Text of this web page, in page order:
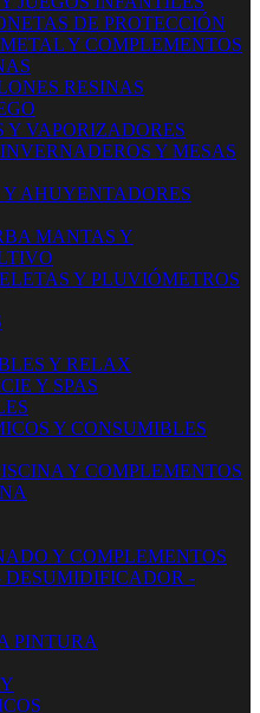
DE PROTECCIÓN
Y COMPLEMENTOS
RESINAS
Y VAPORIZADORES
Y MESAS
AHUYENTADORES
MANTAS Y
Y PLUVIÓMETROS
Y RELAX
Y SPAS
Y CONSUMIBLES
Y COMPLEMENTOS
Y COMPLEMENTOS
-
PINTURA